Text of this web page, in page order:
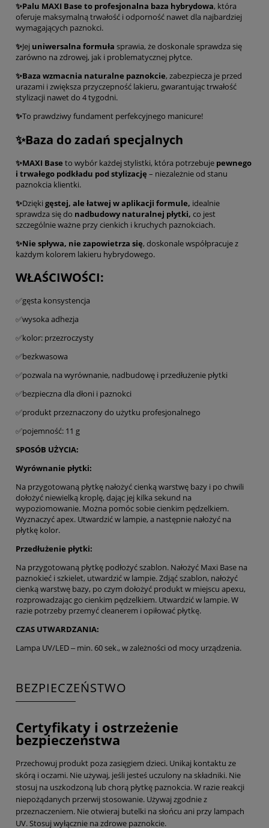
✨Palu MAXI Base to profesjonalna baza hybrydowa, która
oferuje maksymalną trwałość i odporność nawet dla najbardziej
wymagających paznokci.
✨Jej uniwersalna formuła sprawia, że doskonale sprawdza się
zarówno na zdrowej, jak i problematycznej płytce.
✨Baza wzmacnia naturalne paznokcie, zabezpiecza je przed
urazami i zwiększa przyczepność lakieru, gwarantując trwałość
stylizacji nawet do 4 tygodni.
✨To prawdziwy fundament perfekcyjnego manicure!
✨Baza do zadań specjalnych
✨MAXI Base to wybór każdej stylistki, która potrzebuje pewnego
i trwałego podkładu pod stylizację – niezależnie od stanu
paznokcia klientki.
✨Dzięki gęstej, ale łatwej w aplikacji formule, idealnie
sprawdza się do nadbudowy naturalnej płytki, co jest
szczególnie ważne przy cienkich i kruchych paznokciach.
✨Nie spływa, nie zapowietrza się, doskonale współpracuje z
każdym kolorem lakieru hybrydowego.
WŁAŚCIWOŚCI:
✅gęsta konsystencja
✅wysoka adhezja
✅kolor: przezroczysty
✅bezkwasowa
✅pozwala na wyrównanie, nadbudowę i przedłużenie płytki
✅bezpieczna dla dłoni i paznokci
✅produkt przeznaczony do użytku profesjonalnego
✅pojemność: 11 g
SPOSÓB UŻYCIA:
Wyrównanie płytki:
Na przygotowaną płytkę nałożyć cienką warstwę bazy i po chwili
dołożyć niewielką kroplę, dając jej kilka sekund na
wypoziomowanie. Można pomóc sobie cienkim pędzelkiem.
Wyznaczyć apex. Utwardzić w lampie, a następnie nałożyć na
płytkę kolor.
Przedłużenie płytki:
Na przygotowaną płytkę podłożyć szablon. Nałożyć Maxi Base na
paznokieć i szkielet, utwardzić w lampie. Zdjąć szablon, nałożyć
cienką warstwę bazy, po czym dołożyć produkt w miejscu apexu,
rozprowadzając go cienkim pędzelkiem. Utwardzić w lampie. W
razie potrzeby przemyć cleanerem i opiłować płytkę.
CZAS UTWARDZANIA:
Lampa UV/LED ‒ min. 60 sek., w zależności od mocy urządzenia.
BEZPIECZEŃSTWO
Certyfikaty i ostrzeżenie
bezpieczeństwa
Przechowuj produkt poza zasięgiem dzieci. Unikaj kontaktu ze
skórą i oczami. Nie używaj, jeśli jesteś uczulony na składniki. Nie
stosuj na uszkodzoną lub chorą płytkę paznokcia. W razie reakcji
niepożądanych przerwij stosowanie. Używaj zgodnie z
przeznaczeniem. Nie otwieraj butelki na słońcu ani przy lampach
UV. Stosuj wyłącznie na zdrowe paznokcie.